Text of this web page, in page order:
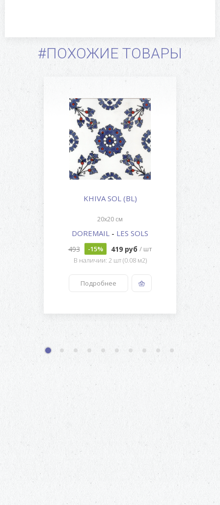
#ПОХОЖИЕ ТОВАРЫ
KHIVA SOL (BL)
20x20 см
DOREMAIL - LES SOLS
493 -15% 419 руб / шт
В наличии: 2 шт (0.08 м2)
Подробнее
1 2 3 4 5 6 7 8 9 10